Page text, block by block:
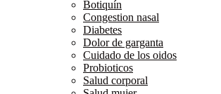
Botiquín
Congestion nasal
Diabetes
Dolor de garganta
Cuidado de los oidos
Probioticos
Salud corporal